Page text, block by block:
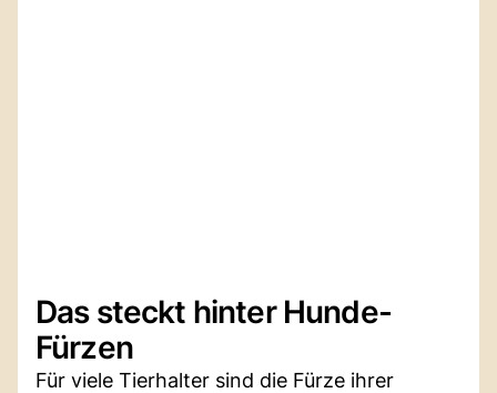
Das steckt hinter Hunde-
Fürzen
Für viele Tierhalter sind die Fürze ihrer